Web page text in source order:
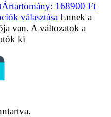
Ártartomány: 168900 Ft
választása Ennek a
van. A változatok a
ki